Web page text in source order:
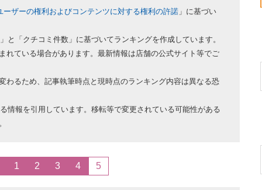
ーザーの権利およびコンテンツに対する権利の許諾 」に基づい
と「クチコミ件数」に基づいてランキングを作成しています。
れている場合があります。最新情報は店舗の公式サイト等でご
わるため、記事執筆時点と現時点のランキング内容は異なる恐
情報を引用しています。移転等で変更されている可能性がある
1 2 3 4 5